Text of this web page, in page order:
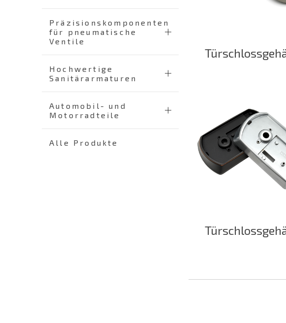
Präzisionskomponenten
für pneumatische
Ventile
Hochwertige
Sanitärarmaturen
Automobil- und
Motorradteile
Alle Produkte